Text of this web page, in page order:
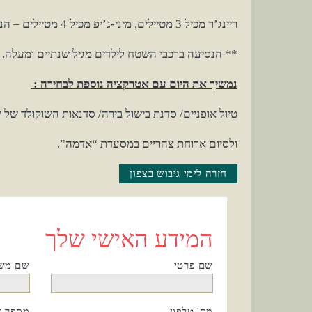
ריינג’ר מכיל 3 מטיילים, מיני-ג’יפ מכיל 4 מטיילים – הנהיגה לבעלי רישיון נהיגה בתוקף מגיל 21 ומעלה.
** הנסיעה ברכבי השטח לילדים מגיל שנתיים ומעלה.
נמשיך את היום עם אטרקציה נוספת לבחירה :
טיול אופניים/ סדנת בישול בירה/ סדנאות השוקולד של
ולסיום ארוחת צהריים במסעדת “אדמה”.
חזרה לימי גיבוש בצפון
המידע האישי שלך
שם פרטי שם